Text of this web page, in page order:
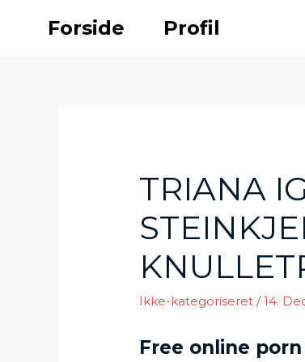
Forside Profil
TRIANA
Ikke-kategoriseret /14.
Free online